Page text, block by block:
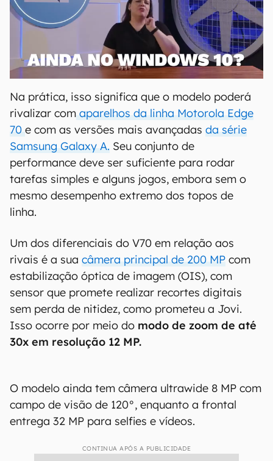
Na prática, isso significa que o modelo poderá
rivalizar com aparelhos da linha Motorola Edge
70 e com as versões mais avançadas da série
Samsung Galaxy A. Seu conjunto de
performance deve ser suficiente para rodar
tarefas simples e alguns jogos, embora sem o
mesmo desempenho extremo dos topos de
linha.
Um dos diferenciais do V70 em relação aos
rivais é a sua câmera principal de 200 MP com
estabilização óptica de imagem (OIS), com
sensor que promete realizar recortes digitais
sem perda de nitidez, como prometeu a Jovi.
Isso ocorre por meio do modo de zoom de até
30x em resolução 12 MP.
O modelo ainda tem câmera ultrawide 8 MP com
campo de visão de 120°, enquanto a frontal
entrega 32 MP para selfies e vídeos.
CONTINUA APÓS A PUBLICIDADE